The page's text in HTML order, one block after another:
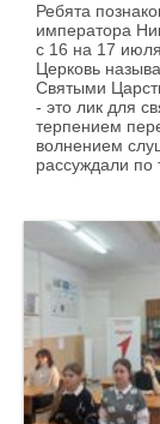
Ребята
императора
с 16 на 17
Церковь
Святыми
- это лик для
терпением
волнением
рассуждали по